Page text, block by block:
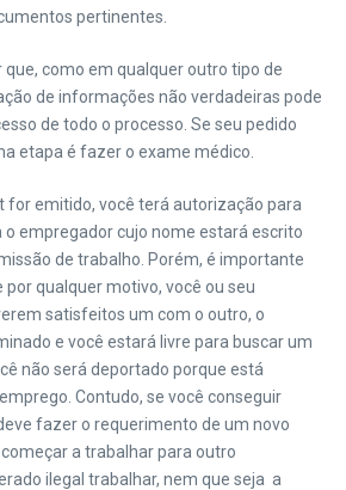
pertinentes.
como em qualquer outro tipo de
de informações não verdadeiras pode
de todo o processo. Se seu pedido
etapa é fazer o exame médico.
for emitido, você terá autorização para
empregador cujo nome estará escrito
de trabalho. Porém, é importante
por qualquer motivo, você ou seu
satisfeitos um com o outro, o
e você estará livre para buscar um
não será deportado porque está
Contudo, se você conseguir
fazer o requerimento de um novo
a trabalhar para outro
ilegal trabalhar, nem que seja a